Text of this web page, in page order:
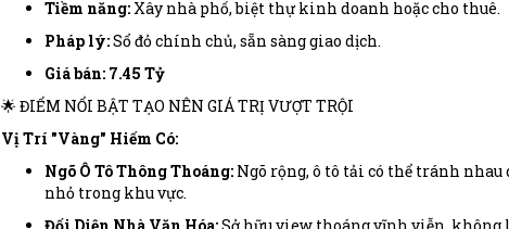
Tiềm năng:Xây nhà phố, biệt thự kinh doanh hoặc cho thuê.
Pháp lý:Sổ đỏ chính chủ, sẵn sàng giao dịch.
Giá bán: 7.45 Tỷ
🌟 ĐIỂM NỔI BẬT TẠO NÊN GIÁ TRỊ VƯỢT TRỘI
Vị Trí "Vàng" Hiếm Có:
Ngõ Ô Tô Thông Thoáng:Ngõ rộng, ô tô tải có thể tránh
nhỏ trong khu vực.
Đối Diện Nhà Văn Hóa:Sở hữu view thoáng vĩnh viễn,